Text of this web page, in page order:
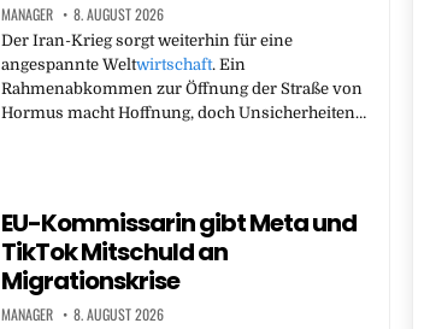
MANAGER 8. AUGUST 2026
Der Iran-Krieg sorgt weiterhin für eine
angespannte Weltwirtschaft. Ein
Rahmenabkommen zur Öffnung der Straße von
Hormus macht Hoffnung, doch Unsicherheiten…
EU-Kommissarin gibt Meta und
TikTok Mitschuld an
Migrationskrise
MANAGER 8. AUGUST 2026